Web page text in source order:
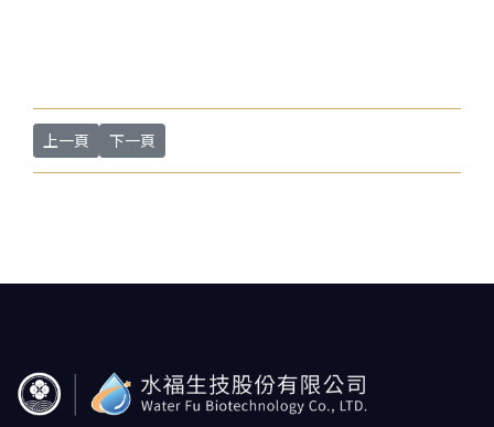
上一篇文章: 財團法人紡織產業綜合研究所 報告編號TFF1K234 成
上一頁 下一篇文章: 熱昇華墨水符合歐盟RoHS Directive 2011/
下一頁